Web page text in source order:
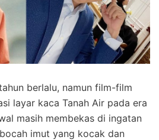
berlalu, namun film-film
layar kaca Tanah Air pada era
masih membekas di ingatan
imut yang kocak dan